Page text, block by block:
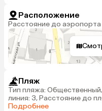
Расположение
Расстояние до
Пляж
Тип пляжа:
линия: 3, Расстояние до
Подробнее